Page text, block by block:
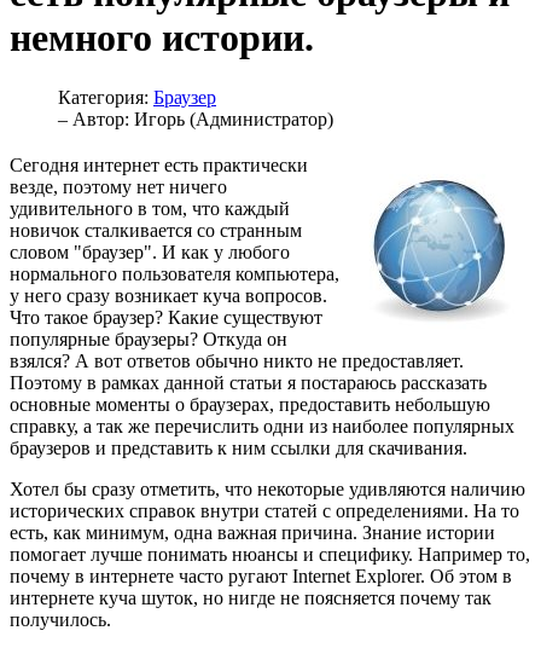
немного истории.
Категория: Браузер
– Автор: Игорь (Администратор)
Сегодня интернет есть практически
везде, поэтому нет ничего
удивительного в том, что каждый
новичок сталкивается со странным
словом "браузер". И как у любого
нормального пользователя компьютера,
у него сразу возникает куча вопросов.
Что такое браузер? Какие существуют
популярные браузеры? Откуда он
взялся? А вот ответов обычно никто не предоставляет.
Поэтому в рамках данной статьи я постараюсь рассказать
основные моменты о браузерах, предоставить небольшую
справку, а так же перечислить одни из наиболее популярных
браузеров и представить к ним ссылки для скачивания.
Хотел бы сразу отметить, что некоторые удивляются наличию
исторических справок внутри статей с определениями. На то
есть, как минимум, одна важная причина. Знание истории
помогает лучше понимать нюансы и специфику. Например то,
почему в интернете часто ругают Internet Explorer. Об этом в
интернете куча шуток, но нигде не поясняется почему так
получилось.